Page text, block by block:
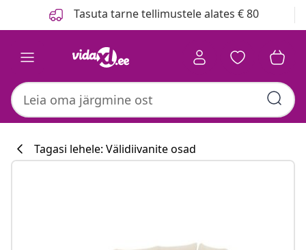
Tasuta tarne tellimustele alates € 80
Tagasi lehele: Välidiivanite osad